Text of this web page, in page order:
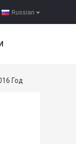
Russian
Год